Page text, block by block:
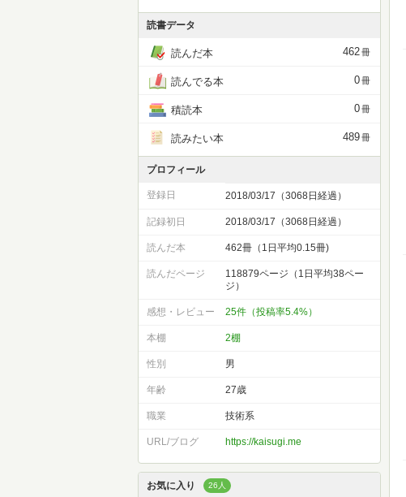
読書データ
読んだ本 462冊
読んでる本 0冊
積読本 0冊
読みたい本 489冊
プロフィール
登録日 2018/03/17（3068日経過）
記録初日 2018/03/17（3068日経過）
読んだ本 462冊（1日平均0.15冊)
読んだページ
118879ページ（1日平均38ペー
ジ）
感想・レビュー 25件（投稿率5.4%）
本棚 2棚
性別 男
年齢 27歳
職業 技術系
URL/ブログ https://kaisugi.me
お気に入り 26人